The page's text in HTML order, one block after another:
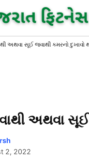
અથવા સૂઈ જવાથી કમરનો
અથવા
2, 2022